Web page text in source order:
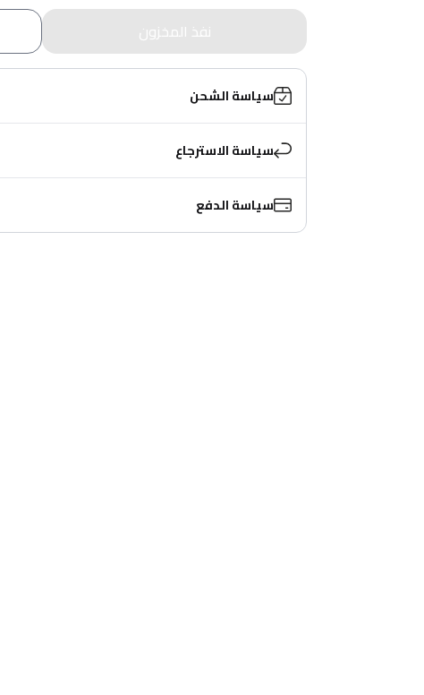
نفذ المخزون
سياسة الشحن
سياسة الاسترجاع
سياسة الدفع